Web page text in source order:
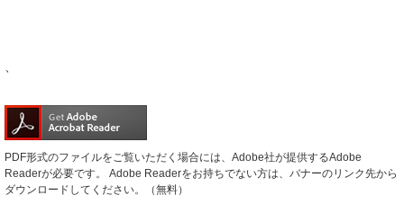
、
PDF形式のファイルをご覧いただく場合には、Adobe社が提供するAdobe
Readerが必要です。
Adobe Readerをお持ちでない方は、バナーのリンク先から
ダウンロードしてください。（無料）